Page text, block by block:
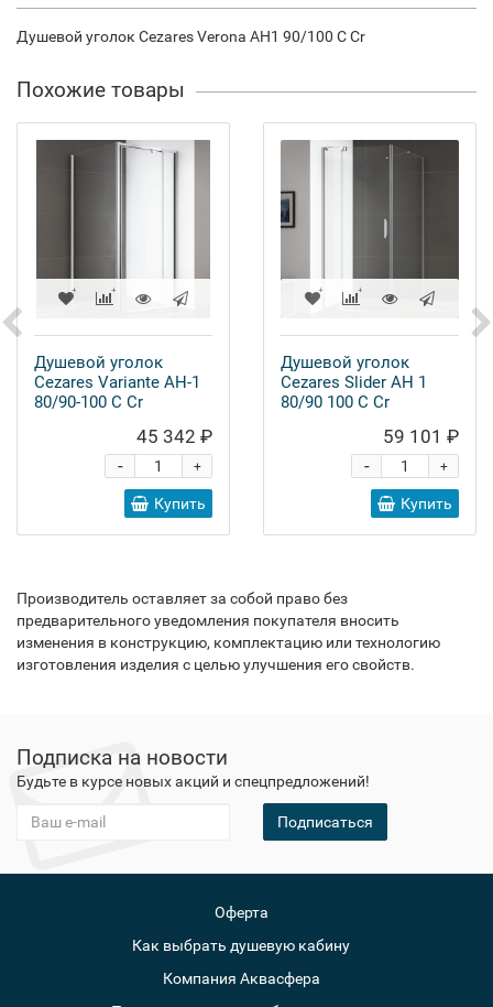
Душевой уголок Cezares Verona AH1 90/100 C Cr
Похожие товары
Душевой уголок
Cezares Variante AH-1
80/90-100 C Cr
45 342 ₽
+
-
Купить
Душевой уголок
Cezares Slider AH 1
80/90 100 C Cr
59 101 ₽
+
-
Купить
Производитель оставляет за собой право без
предварительного уведомления покупателя вносить
изменения в конструкцию, комплектацию или технологию
изготовления изделия с целью улучшения его свойств.
Подписка на новости
Будьте в курсе новых акций и спецпредложений!
Подписаться
Оферта
Как выбрать душевую кабину
Компания Аквасфера